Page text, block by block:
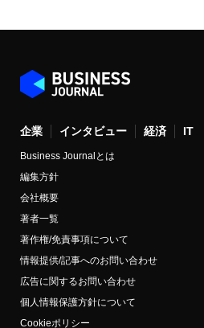
企業 インタビュー 経済 IT
Business Journalとは
編集方針
会社概要
著者一覧
著作権/免責事項について
情報提供/記事へのお問い合わせ
広告に関するお問い合わせ
個人情報保護方針について
Cookieポリシー